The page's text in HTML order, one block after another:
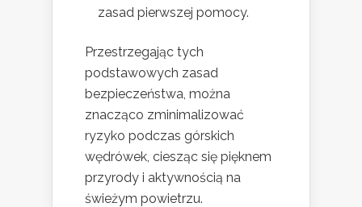
zasad pierwszej pomocy.
Przestrzegając tych
podstawowych zasad
bezpieczeństwa, można
znacząco zminimalizować
ryzyko podczas górskich
wędrówek, ciesząc się pięknem
przyrody i aktywnością na
świeżym powietrzu.